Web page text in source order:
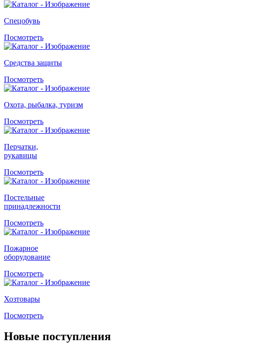
Спецобувь
Посмотреть
Средства защиты
Посмотреть
Охота, рыбалка, туризм
Посмотреть
Перчатки,
рукавицы
Посмотреть
Постельные
принадлежности
Посмотреть
Пожарное
оборудование
Посмотреть
Хозтовары
Посмотреть
Новые поступления